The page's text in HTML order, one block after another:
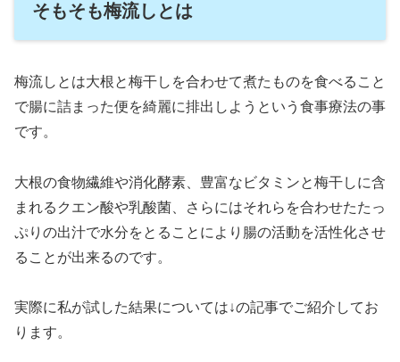
そもそも梅流しとは
梅流しとは大根と梅干しを合わせて煮たものを食べること
で腸に詰まった便を綺麗に排出しようという食事療法の事
です。
大根の食物繊維や消化酵素、豊富なビタミンと梅干しに含
まれるクエン酸や乳酸菌、さらにはそれらを合わせたたっ
ぷりの出汁で水分をとることにより腸の活動を活性化させ
ることが出来るのです。
実際に私が試した結果については↓の記事でご紹介してお
ります。